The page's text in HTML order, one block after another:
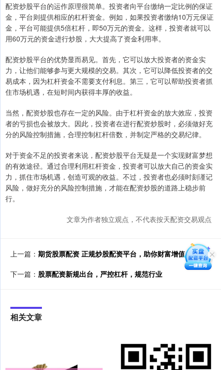
配资炒股平台的运作原理很简单。投资者向平台缴纳一定比例的保证
金，平台则提供相应的杠杆资金。例如，如果投资者缴纳10万元保证
金，平台可能提供5倍杠杆，即50万元的资金。这样，投资者就可以
用60万元的资金进行炒股，大大提高了资金利用率。
配资炒股平台的优势显而易见。首先，它可以放大投资者的资金实
力，让他们能够参与更大规模的交易。其次，它可以降低投资者的交
易成本，因为杠杆资金不需要支付利息。第三，它可以帮助投资者抓
住市场机遇，在短时间内获得丰厚的收益。
当然，配资炒股也存在一定的风险。由于杠杆资金的放大效应，投资
者的亏损也会被放大。因此，投资者在进行配资炒股时，必须做好充
分的风险控制措施，合理控制杠杆倍数，并制定严格的交易纪律。
对于资金不足的投资者来说，配资炒股平台无疑是一个实现财富梦想
的有效途径。通过合理利用杠杆资金，投资者可以放大自己的资金实
力，抓住市场机遇，创造可观的收益。不过，投资者也必须时刻谨记
风险，做好充分的风险控制措施，才能在配资炒股的道路上稳步前
行。
文章为作者独立观点，不代表按天配资交易观点
上一篇： 期货股票配资 正规炒股配资平台，助你财富增值
下一篇： 股票配资新规出台，严控杠杆，规范行业
相关文章